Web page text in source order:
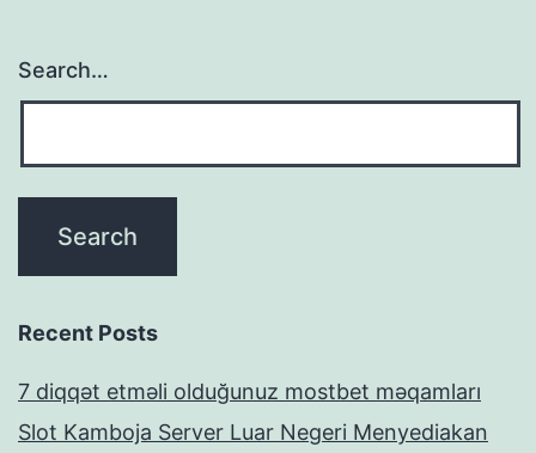
Search…
Recent Posts
7 diqqət etməli olduğunuz mostbet məqamları
Slot Kamboja Server Luar Negeri Menyediakan